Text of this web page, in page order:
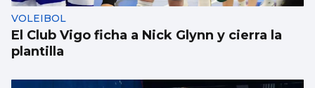
VOLEIBOL
El Club Vigo ficha a Nick Glynn y cierra la
plantilla